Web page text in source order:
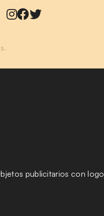
publicitarios con logo